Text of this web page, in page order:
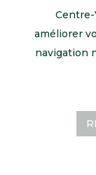
Retour à
améliorer
navigation